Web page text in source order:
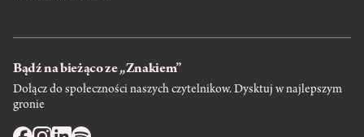
Bądź na bieżąco ze „Znakiem”
Dołącz do społeczności naszych czytelnikow. Dysktuj w najlepszym
gronie